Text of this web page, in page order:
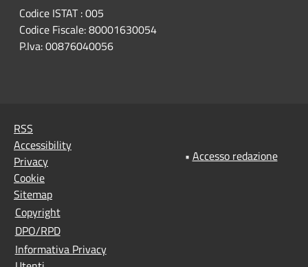
Codice ISTAT : 005
Codice Fiscale: 80001630054
P.Iva: 00876040056
RSS
Accessibility
Privacy
Cookie
Sitemap
Copyright
DPO/RPD
Informativa Privacy
• Accesso redazione